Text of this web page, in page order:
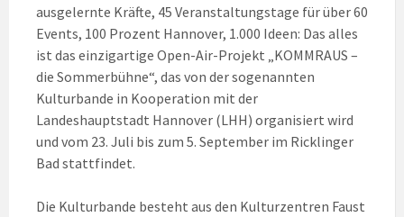
ausgelernte Kräfte, 45 Veranstaltungstage für über 60
Events, 100 Prozent Hannover, 1.000 Ideen: Das alles
ist das einzigartige Open-Air-Projekt „KOMMRAUS –
die Sommerbühne“, das von der sogenannten
Kulturbande in Kooperation mit der
Landeshauptstadt Hannover (LHH) organisiert wird
und vom 23. Juli bis zum 5. September im Ricklinger
Bad stattfindet.
Die Kulturbande besteht aus den Kulturzentren Faust